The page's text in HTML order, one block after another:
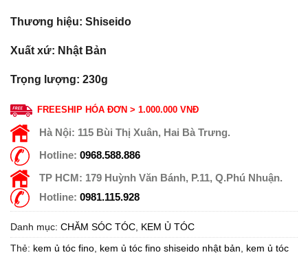
Thương hiệu: Shiseido
Xuất xứ: Nhật Bản
Trọng lượng: 230g
FREESHIP HÓA ĐƠN > 1.000.000 VNĐ
Hà Nội: 115 Bùi Thị Xuân, Hai Bà Trưng.
Hotline: 0968.588.886
TP HCM: 179 Huỳnh Văn Bánh, P.11, Q.Phú Nhuận.
Hotline: 0981.115.928
Danh mục: CHĂM SÓC TÓC KEM Ủ TÓC
Thẻ: kem ủ tóc fino kem ủ tóc fino shiseido nhật bản
kem ủ tóc